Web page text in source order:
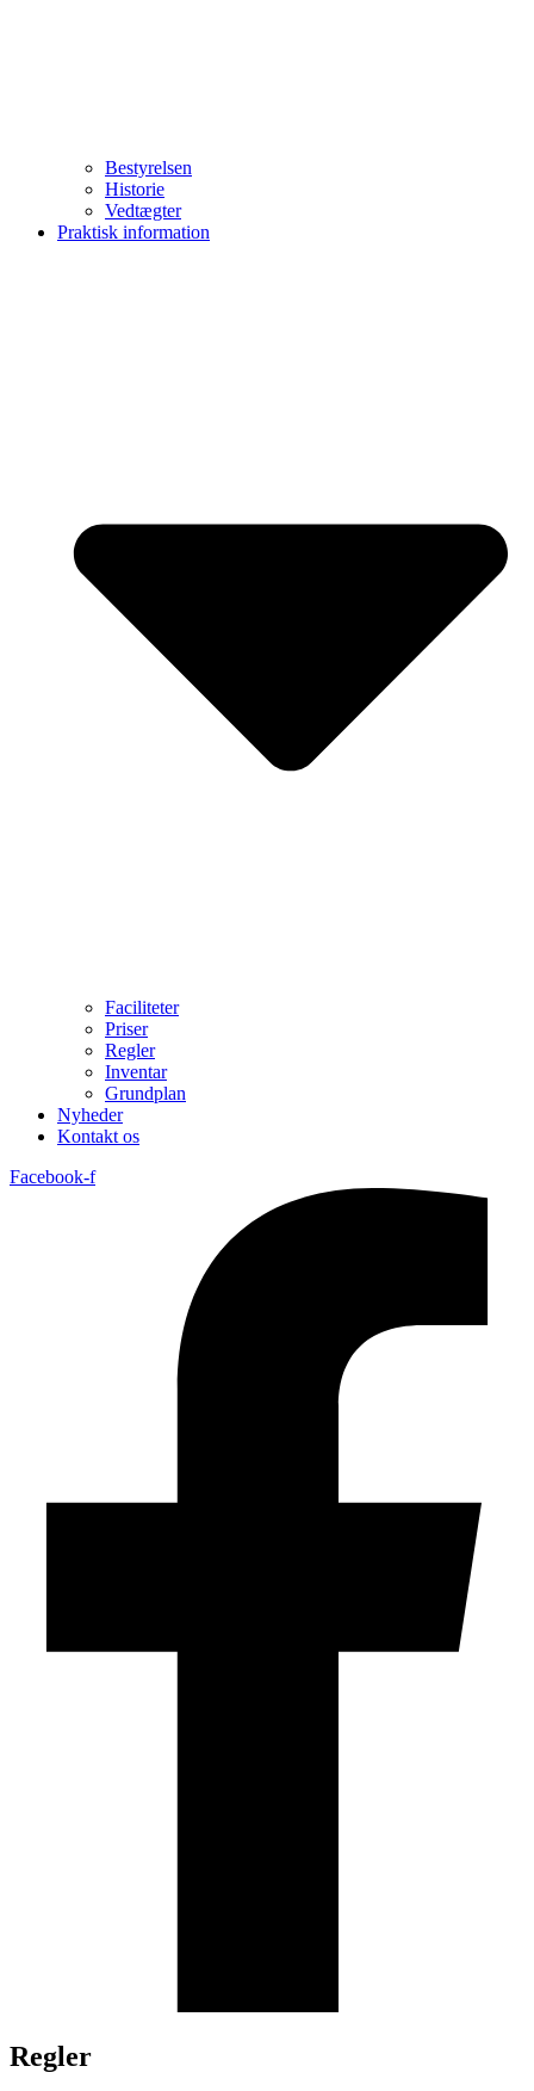
Bestyrelsen
Historie
Vedtægter
Praktisk information
Faciliteter
Priser
Regler
Inventar
Grundplan
Nyheder
Kontakt os
Facebook-f
Regler